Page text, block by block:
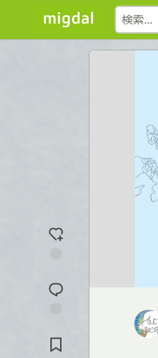
応
を
メ
ン